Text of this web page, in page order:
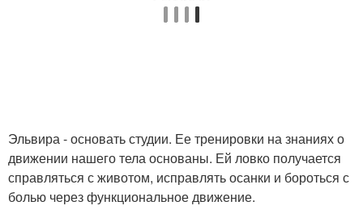
Эльвира - основать студии. Ее тренировки на знаниях о
движении нашего тела основаны. Ей ловко получается
справляться с животом, исправлять осанки и бороться с
болью через функциональное движение.